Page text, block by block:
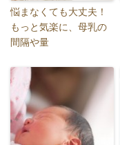
悩まなくても大丈夫！
もっと気楽に、母乳の
間隔や量